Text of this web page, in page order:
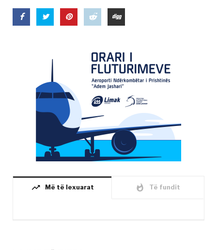
trending_up Më të lexuarat whatshot Të fundit